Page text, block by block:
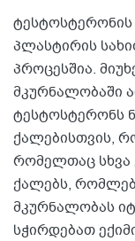
პლასტირის
პროცესშია.
მკურნალობაში
ტესტოსტერონს
ქალებისთვის,
რომელთაც სხვა
ქალებს,
მკურნალობას
სჭირდებათ